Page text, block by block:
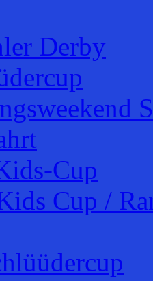
Derby
Cup
Cup /